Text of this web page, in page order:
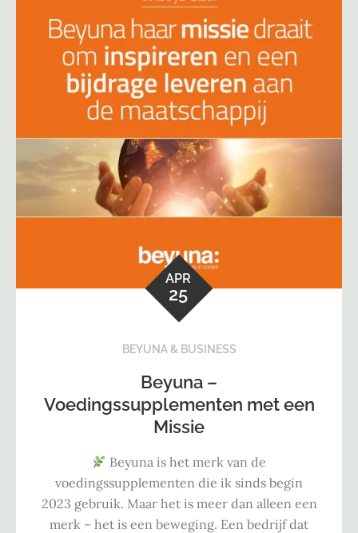
APR
25
BEYUNA & BUSINESS
Beyuna –
Voedingssupplementen met een
Missie
Beyuna is het merk van de
voedingssupplementen die ik sinds begin
2023 gebruik. Maar het is meer dan alleen een
merk – het is een beweging. Een bedrijf dat